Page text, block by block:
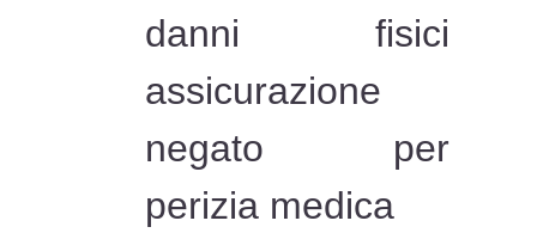
danni fisici
assicurazione
negato per
perizia medica